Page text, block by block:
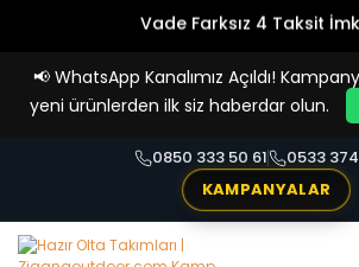
Vade Farksız 4 Taksit
📢 WhatsApp Kanalımız Açıldı!
yeni ürünlerden ilk siz haberdar olun.
0850 333 50 61
0533 374
KAMPANYALAR